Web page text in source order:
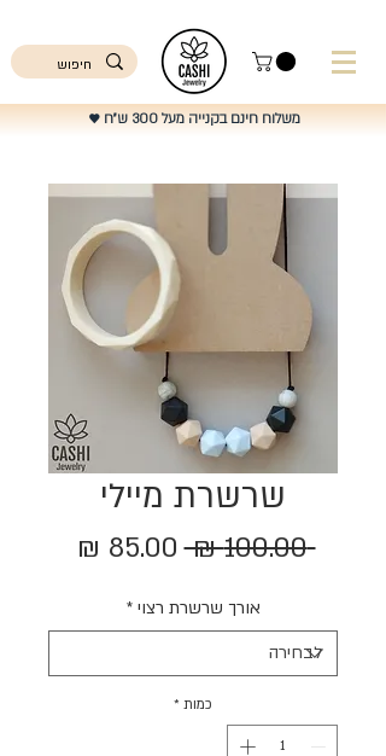
♥️ משלוח חינם בקנייה מעל 300 ש"ח
שרשרת מיילי
‏100.00 ‏₪
מחיר
אורך שרשרת רצוי *
כמות *